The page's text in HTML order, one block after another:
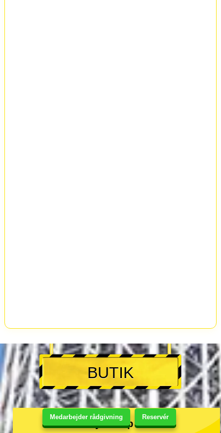
Medarbejder rådgivning Reservér
BUTIK
Shibuya Shop Annex